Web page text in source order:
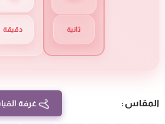
دقيقة ثانية
المقاس غرفة